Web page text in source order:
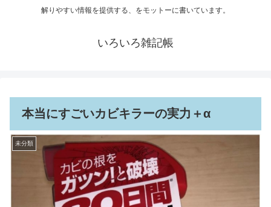
解りやすい情報を提供する、をモットーに書いています。
いろいろ雑記帳
本当にすごいカビキラーの実力＋α
未分類